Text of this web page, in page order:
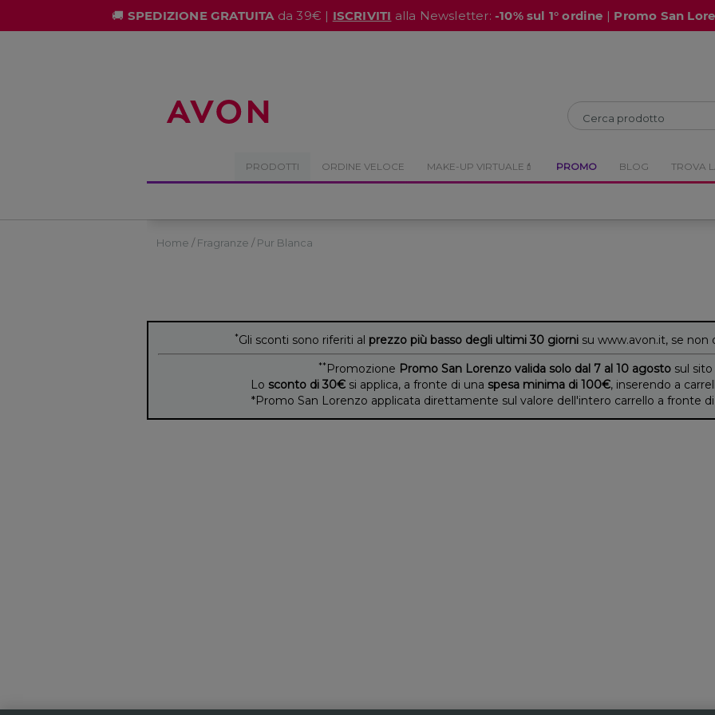
🚚 SPEDIZIONE GRATUITAda 39€ | ISCRIVITI alla Newsletter:-10% sul 1° ordine | Promo San
PRODOTTI ORDINE VELOCE MAKE-UP VIRTUALE💄 PROMO BLOG TROVA
Home Fragranze Pur Blanca
*Gli sconti sono riferiti al prezzo più basso degli ultimi 30 giornisu www.avon.it, se non
** Promozione Promo San Lorenzo valida solo dal 7 al 10 agostosul sito
Lo sconto di 30€ si applica, a fronte di una spesa minima di 100€, inserendo a
*Promo San Lorenzo applicata direttamente sul valore dell'intero carrello a fronte
CHIUDI CHIUDI